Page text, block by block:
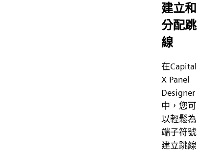
建立和
分配跳
線
在Capital
X Panel
Designer
中，您可
以輕鬆為
端子符號
建立跳線